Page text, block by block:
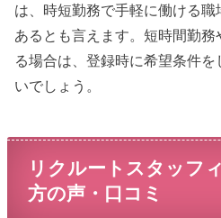
は、時短勤務で手軽に働ける
あるとも言えます。短時間勤
る場合は、登録時に希望条件
いでしょう。
リクルートスタッフ
方の声・口コミ